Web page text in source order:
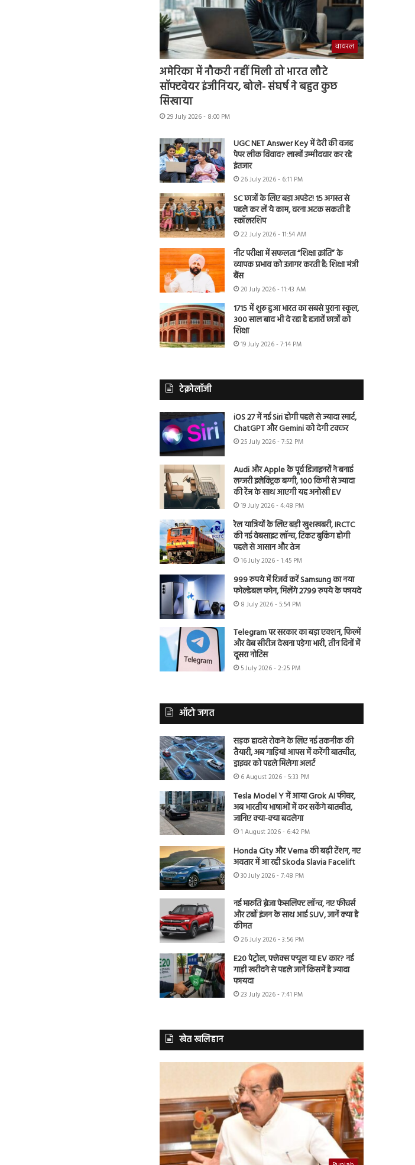
वायरल
अमेरिका में नौकरी नहीं मिली तो भारत लौटे
सॉफ्टवेयर इंजीनियर, बोले- संघर्ष ने बहुत कुछ
सिखाया
29 July 2026 - 8:00 PM
UGC NET Answer Key में देरी की वजह
पेपर लीक विवाद? लाखों उम्मीदवार कर रहे
इंतजार
26 July 2026 - 6:11 PM
SC छात्रों के लिए बड़ा अपडेट! 15 अगस्त से
पहले कर लें ये काम, वरना अटक सकती है
स्कॉलरशिप
22 July 2026 - 11:54 AM
नीट परीक्षा में सफलता “शिक्षा क्रांति” के
व्यापक प्रभाव को उजागर करती है: शिक्षा मंत्री
बैंस
20 July 2026 - 11:43 AM
1715 में शुरू हुआ भारत का सबसे पुराना स्कूल,
300 साल बाद भी दे रहा है हजारों छात्रों को
शिक्षा
19 July 2026 - 7:14 PM
टेक्नोलॉजी
iOS 27 में नई Siri होगी पहले से ज्यादा स्मार्ट,
ChatGPT और Gemini को देगी टक्कर
25 July 2026 - 7:52 PM
Audi और Apple के पूर्व डिजाइनरों ने बनाई
लग्जरी इलेक्ट्रिक बग्गी, 100 किमी से ज्यादा
की रेंज के साथ आएगी यह अनोखी EV
19 July 2026 - 4:48 PM
रेल यात्रियों के लिए बड़ी खुशखबरी, IRCTC
की नई वेबसाइट लॉन्च, टिकट बुकिंग होगी
पहले से आसान और तेज
16 July 2026 - 1:45 PM
999 रुपये में रिजर्व करें Samsung का नया
फोल्डेबल फोन, मिलेंगे 2799 रुपये के फायदे
8 July 2026 - 5:54 PM
Telegram पर सरकार का बड़ा एक्शन, फिल्में
और वेब सीरीज देखना पड़ेगा भारी, तीन दिनों में
दूसरा नोटिस
5 July 2026 - 2:25 PM
ऑटो जगत
सड़क हादसे रोकने के लिए नई तकनीक की
तैयारी, अब गाड़ियां आपस में करेंगी बातचीत,
ड्राइवर को पहले मिलेगा अलर्ट
6 August 2026 - 5:33 PM
Tesla Model Y में आया Grok AI फीचर,
अब भारतीय भाषाओं में कर सकेंगे बातचीत,
जानिए क्या-क्या बदलेगा
1 August 2026 - 6:42 PM
Honda City और Verna की बढ़ी टेंशन, नए
अवतार में आ रही Skoda Slavia Facelift
30 July 2026 - 7:48 PM
नई मारुति ब्रेजा फेसलिफ्ट लॉन्च, नए फीचर्स
और टर्बो इंजन के साथ आई SUV, जानें क्या है
कीमत
26 July 2026 - 3:56 PM
E20 पेट्रोल, फ्लेक्स फ्यूल या EV कार? नई
गाड़ी खरीदने से पहले जानें किसमें है ज्यादा
फायदा
23 July 2026 - 7:41 PM
खेत खलिहान